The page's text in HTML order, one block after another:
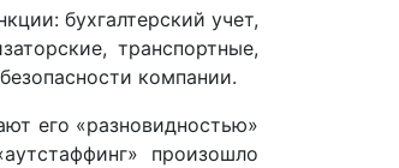
бухгалтерский учет,
транспортные,
компании.
его «разновидностью»
произошло